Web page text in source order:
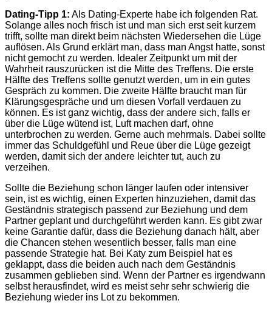
Dating-Tipp 1: Als Dating-Experte habe ich folgenden Rat.
Solange alles noch frisch ist und man sich erst seit kurzem
trifft, sollte man direkt beim nächsten Wiedersehen die Lüge
auflösen. Als Grund erklärt man, dass man Angst hatte, sonst
nicht gemocht zu werden. Idealer Zeitpunkt um mit der
Wahrheit rauszurücken ist die Mitte des Treffens. Die erste
Hälfte des Treffens sollte genutzt werden, um in ein gutes
Gespräch zu kommen. Die zweite Hälfte braucht man für
Klärungsgespräche und um diesen Vorfall verdauen zu
können. Es ist ganz wichtig, dass der andere sich, falls er
über die Lüge wütend ist, Luft machen darf, ohne
unterbrochen zu werden. Gerne auch mehrmals. Dabei sollte
immer das Schuldgefühl und Reue über die Lüge gezeigt
werden, damit sich der andere leichter tut, auch zu
verzeihen.
Sollte die Beziehung schon länger laufen oder intensiver
sein, ist es wichtig, einen Experten hinzuziehen, damit das
Geständnis strategisch passend zur Beziehung und dem
Partner geplant und durchgeführt werden kann. Es gibt zwar
keine Garantie dafür, dass die Beziehung danach hält, aber
die Chancen stehen wesentlich besser, falls man eine
passende Strategie hat. Bei Katy zum Beispiel hat es
geklappt, dass die beiden auch nach dem Geständnis
zusammen geblieben sind. Wenn der Partner es irgendwann
selbst herausfindet, wird es meist sehr sehr schwierig die
Beziehung wieder ins Lot zu bekommen.